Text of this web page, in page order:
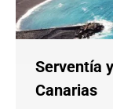
Serventía
Canarias